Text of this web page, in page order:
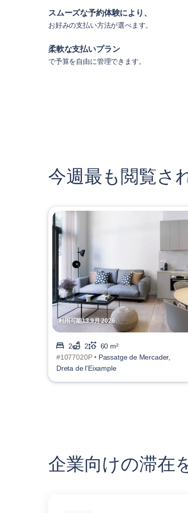
スムーズな予約体験により、
お好みの支払い方法が選べます。
柔軟な支払いプラン
で予算を自由に管理できます。
今週最も閲覧さ
利用可能13 9月 2026
2 2
60 m²
#1077020P • Passatge de Mercader,
Dreta de l'Eixample
企業向けの滞在